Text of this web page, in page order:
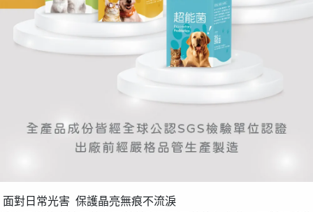
面對日常光害 保護晶亮無痕不流淚